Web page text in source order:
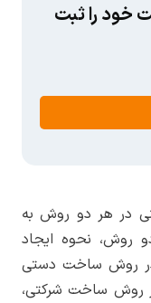
خود را ثبت
در هر دو روش به
روش، نحوه ایجاد
در روش ساخت دستی
روش ساخت شرکتی،